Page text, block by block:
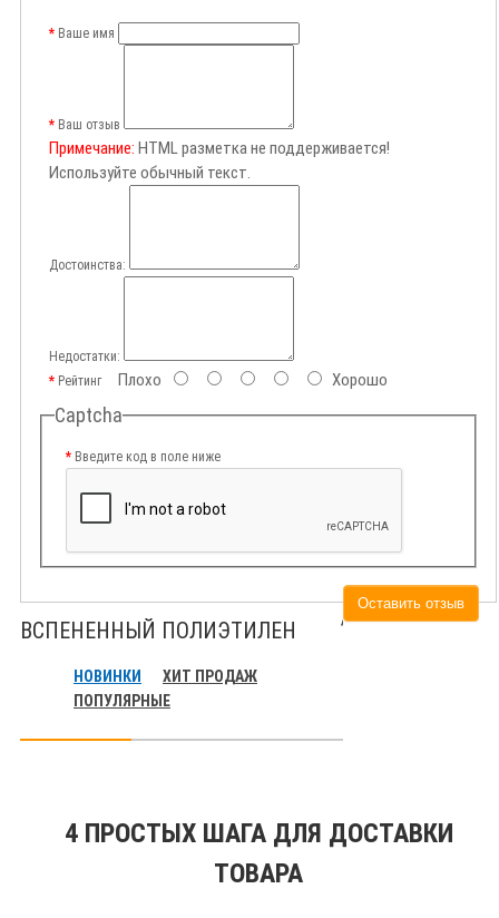
Ваше имя
Ваш отзыв
Примечание: HTML разметка не поддерживается!
Используйте обычный текст.
Достоинства:
Недостатки:
РейтингПлохо Хорошо
Captcha
Введите код в поле ниже
Оставить отзыв
ВСПЕНЕННЫЙ ПОЛИЭТИЛЕН
НОВИНКИ
ХИТ ПРОДАЖ
ПОПУЛЯРНЫЕ
4 ПРОСТЫХ ШАГА ДЛЯ ДОСТАВКИ
ТОВАРА